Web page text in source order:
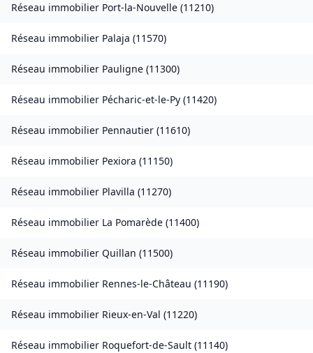
Réseau immobilier Port-la-Nouvelle (11210)
Réseau immobilier Palaja (11570)
Réseau immobilier Pauligne (11300)
Réseau immobilier Pécharic-et-le-Py (11420)
Réseau immobilier Pennautier (11610)
Réseau immobilier Pexiora (11150)
Réseau immobilier Plavilla (11270)
Réseau immobilier La Pomarède (11400)
Réseau immobilier Quillan (11500)
Réseau immobilier Rennes-le-Château (11190)
Réseau immobilier Rieux-en-Val (11220)
Réseau immobilier Roquefort-de-Sault (11140)